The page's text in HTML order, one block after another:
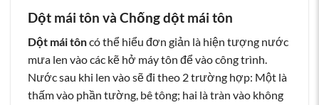
Dột mái tôn và Chống dột mái tôn
Dột mái tôncó thể hiểu đơn giản là hiện tượng nước
mưa len vào các kẽ hở máy tôn để vào công trình.
Nước sau khi len vào sẽ đi theo 2 trường hợp: Một là
thấm vào phần tường, bê tông; hai là tràn vào không